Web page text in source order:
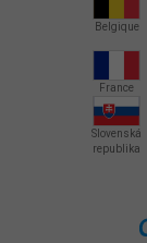
Belgique
France
Slovenská
republika